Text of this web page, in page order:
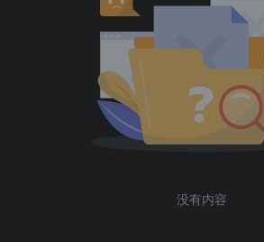
没有内容